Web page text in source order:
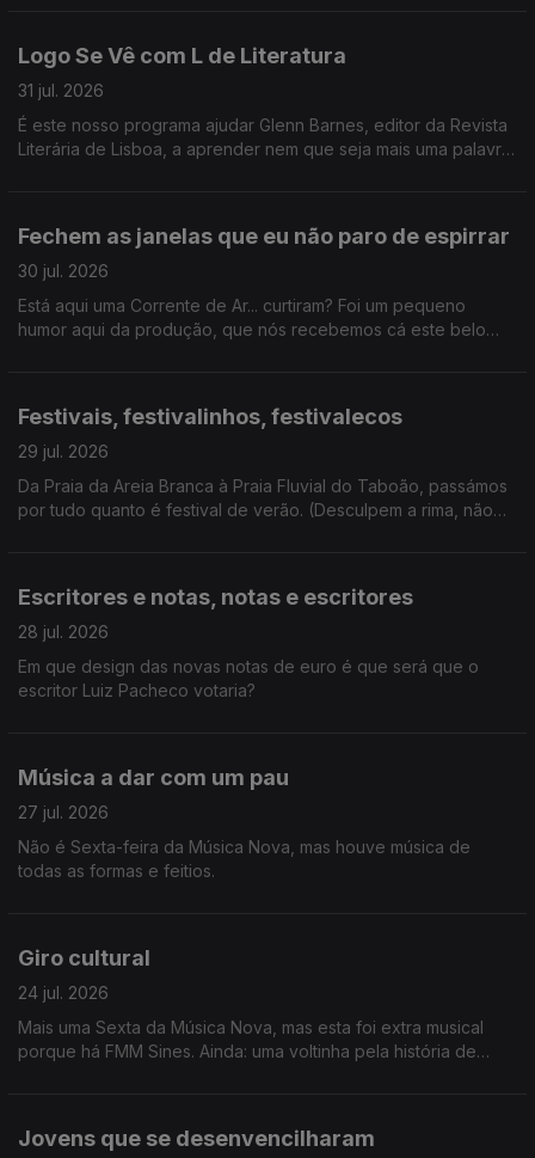
feira: cinema ao ar livre, exposição de LEGO na Cordoaria
Nacional, roteiro pelas praias da Costa Vicentina, e bilhetes
para o Vagos Metal Fest e para o Bons Sons.
Logo Se Vê com L de Literatura
31 jul. 2026
É este nosso programa ajudar Glenn Barnes, editor da Revista
Literária de Lisboa, a aprender nem que seja mais uma palavra
falássemos hoje.
Fechem as janelas que eu não paro de espirrar
30 jul. 2026
Está aqui uma Corrente de Ar... curtiram? Foi um pequeno
humor aqui da produção, que nós recebemos cá este belo
Festivais, festivalinhos, festivalecos
29 jul. 2026
Da Praia da Areia Branca à Praia Fluvial do Taboão, passámos
por tudo quanto é festival de verão. (Desculpem a rima, não
Escritores e notas, notas e escritores
28 jul. 2026
Em que design das novas notas de euro é que será que o
escritor Luiz Pacheco votaria?
Música a dar com um pau
27 jul. 2026
Não é Sexta-feira da Música Nova, mas houve música de
todas as formas e feitios.
Giro cultural
24 jul. 2026
Mais uma Sexta da Música Nova, mas esta foi extra musical
porque há FMM Sines. Ainda: uma voltinha pela história de
Jovens que se desenvencilharam